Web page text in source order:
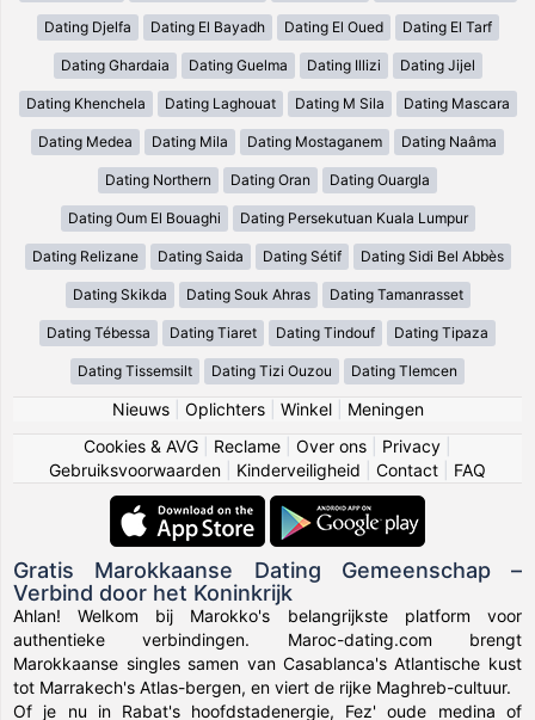
Dating Djelfa Dating El Bayadh Dating El Oued Dating El Tarf
Dating Ghardaia Dating Guelma Dating Illizi Dating Jijel
Dating Khenchela Dating Laghouat Dating M Sila Dating Mascara
Dating Medea Dating Mila Dating Mostaganem Dating Naâma
Dating Northern Dating Oran Dating Ouargla
Dating Oum El Bouaghi Dating Persekutuan Kuala Lumpur
Dating Relizane Dating Saida Dating Sétif Dating Sidi Bel Abbès
Dating Skikda Dating Souk Ahras Dating Tamanrasset
Dating Tébessa Dating Tiaret Dating Tindouf Dating Tipaza
Dating Tissemsilt Dating Tizi Ouzou Dating Tlemcen
Nieuws| Oplichters| Winkel| Meningen
Cookies & AVG
Reclame Over ons Privacy
Gebruiksvoorwaarden
Kinderveiligheid Contact FAQ
Gratis Marokkaanse Dating Gemeenschap –
Verbind door het Koninkrijk
Ahlan! Welkom bij Marokko's belangrijkste platform voor
authentieke verbindingen. Maroc-dating.com brengt
Marokkaanse singles samen van Casablanca's Atlantische kust
tot Marrakech's Atlas-bergen, en viert de rijke Maghreb-cultuur.
Of je nu in Rabat's hoofdstadenergie, Fez' oude medina of